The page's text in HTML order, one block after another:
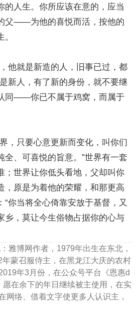
的人生。你所应该在意的，应当
父——为他的喜悦而活，按他的
就是新造的人，旧事已过，都
新人，有了新的身份，就不要继
同——你已不属于鸡窝，而属于
只要心意更新而变化，叫你们
全、可喜悦的旨意。”世界有一套
；世界让你低头看地，父却叫你
原是为着他的荣耀，和那更高
“你当将全心倚靠安放于基督，又
乡，莫让今生俗物占据你的心与
雅博网作者，1979年出生在东北，
蒙召服侍主，在黑龙江大庆的农村
年3月份，在公众号平台《恩惠d
在余下的年日继续被主使用，在实
网络、借着文字使更多人认识主，